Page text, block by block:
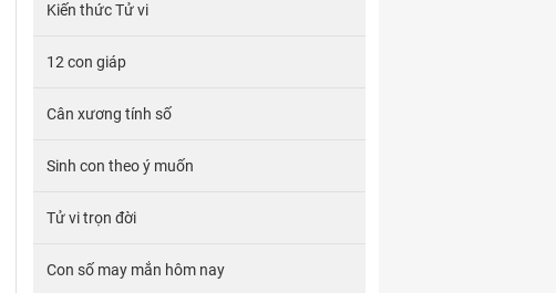
Kiến thức Tử vi
12 con giáp
Cân xương tính số
Sinh con theo ý muốn
Tử vi trọn đời
Con số may mắn hôm nay